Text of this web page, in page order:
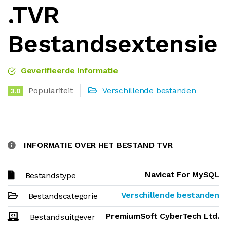
.TVR
Bestandsextensie
Geverifieerde informatie
3.0 Populariteit Verschillende bestanden
INFORMATIE OVER HET BESTAND TVR
Bestandstype Navicat For MySQL
Bestandscategorie Verschillende bestanden
Bestandsuitgever PremiumSoft CyberTech Ltd.